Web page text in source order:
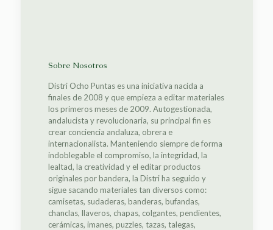
Sobre Nosotros
Distri Ocho Puntas es una iniciativa nacida a
finales de 2008 y que empieza a editar materiales
los primeros meses de 2009. Autogestionada,
andalucista y revolucionaria, su principal fin es
crear conciencia andaluza, obrera e
internacionalista. Manteniendo siempre de forma
indoblegable el compromiso, la integridad, la
lealtad, la creatividad y el editar productos
originales por bandera, la Distri ha seguido y
sigue sacando materiales tan diversos como:
camisetas, sudaderas, banderas, bufandas,
chanclas, llaveros, chapas, colgantes, pendientes,
cerámicas, imanes, puzzles, tazas, talegas,